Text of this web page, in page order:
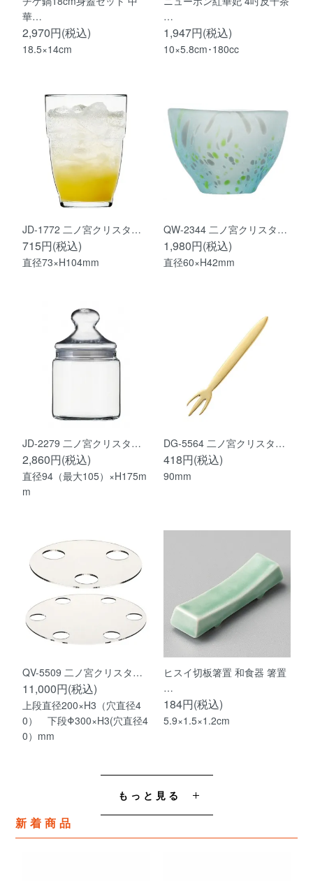
華…
2,970円(税込)
18.5×14cm
…
1,947円(税込)
10×5.8cm･180cc
JD-1772 二ノ宮クリスタ…
715円(税込)
直径73×H104mm
QW-2344 二ノ宮クリスタ…
1,980円(税込)
直径60×H42mm
JD-2279 二ノ宮クリスタ…
2,860円(税込)
直径94（最大105）×H175m
m
DG-5564 二ノ宮クリスタ…
418円(税込)
90mm
QV-5509 二ノ宮クリスタ…
11,000円(税込)
上段直径200×H3（穴直径4
0） 下段Φ300×H3(穴直径4
0）mm
ヒスイ切板箸置 和食器 箸置
…
184円(税込)
5.9×1.5×1.2cm
もっと見る
新着商品